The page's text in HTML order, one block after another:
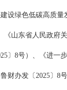
设绿色低碳高质量
《山东省人民政府
〕8号）、《进一
财办发〔2025〕8